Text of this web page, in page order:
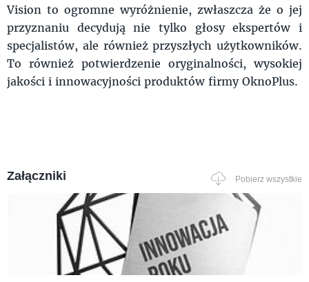
Vision to ogromne wyróżnienie, zwłaszcza że o jej
przyznaniu decydują nie tylko głosy ekspertów i
specjalistów, ale również przyszłych użytkowników.
To również potwierdzenie oryginalności, wysokiej
jakości i innowacyjności produktów firmy OknoPlus.
Załączniki Pobierz wszystkie